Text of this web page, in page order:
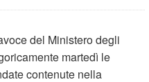
del Ministero degli
martedì le
contenute nella